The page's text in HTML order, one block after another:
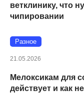
ветклинику, что
чипировании
Разное
21.05.2026
Мелоксикам для
действует и как